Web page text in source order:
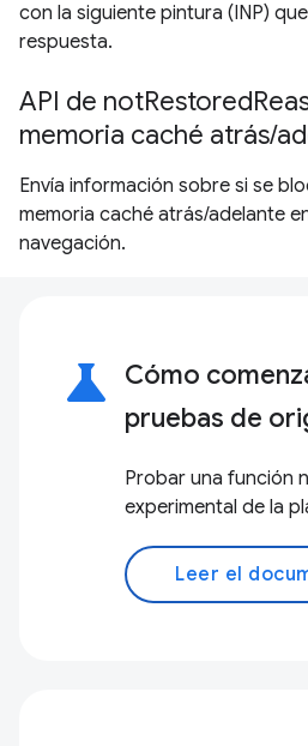
con la siguiente pintura (INP)
respuesta.
API de
memoria caché atrás/
Envía información sobre si se
memoria caché atrás/adelante
navegación.
science
Cómo
pruebas de
Probar una función
experimental de la
Leer el